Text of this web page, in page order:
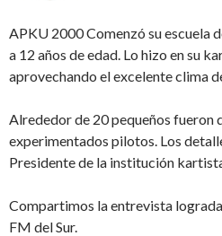
APKU 2000 Comenzó su escuela
a 12 años de edad. Lo hizo en su
aprovechando el excelente clima
Alrededor de 20 pequeños fueron
experimentados pilotos. Los
Presidente de la institución
Compartimos la entrevista
FM del Sur.